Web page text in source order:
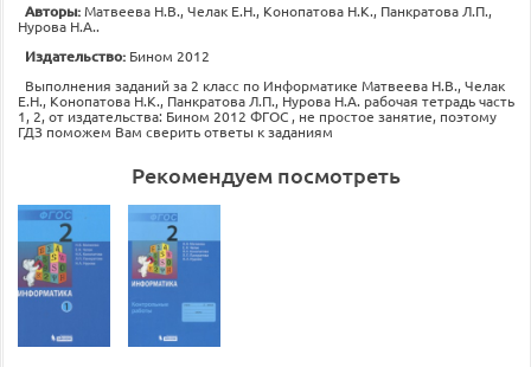
Авторы:Матвеева Н.В., Челак Е.Н., Конопатова Н.К., Панкратова Л.П.,
Нурова Н.А..
Издательство: Бином 2012
Выполнения заданий за 2 класс по Информатике Матвеева Н.В., Челак
Е.Н., Конопатова Н.К., Панкратова Л.П., Нурова Н.А. рабочая тетрадь часть
1, 2, от издательства: Бином 2012 ФГОС , не простое занятие, поэтому
ГДЗ поможем Вам сверить ответы к заданиям
Рекомендуем посмотреть